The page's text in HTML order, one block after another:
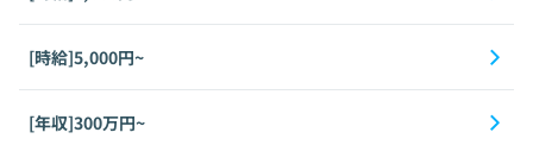
[時給]5,000円~
[年収]300万円~